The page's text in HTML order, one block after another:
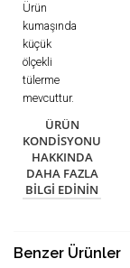
Ürün
kumaşında
küçük
ölçekli
tülerme
mevcuttur.
ÜRÜN
KONDISYONU
HAKKINDA
DAHA FAZLA
BILGI EDININ
Benzer Ürünler